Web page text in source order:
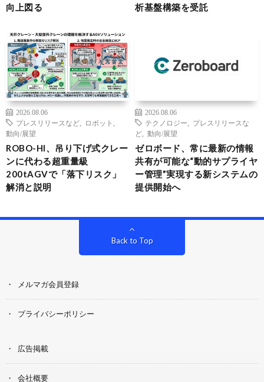
向上図る
析基盤構築を受託
2026.08.06
プレスリリースなど
ロボット
動向/展望
ROBO-HI、吊り下げ式クレー
ンに代わる超重量級
200tAGVで「落下リスク」
解消と説明
2026.08.06
テクノロジー
プレスリリースな
ど
動向/展望
ゼロボード、常に最新の情報
共有が可能な“動的サプライヤ
ー管理”実現する新システムの
提供開始へ
Back to Top
メルマガ会員登録
プライバシーポリシー
広告掲載
会社概要